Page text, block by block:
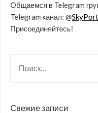
Общаемся в Telegram
Telegram канал: @
Присоединяйтесь!
Свежие записи